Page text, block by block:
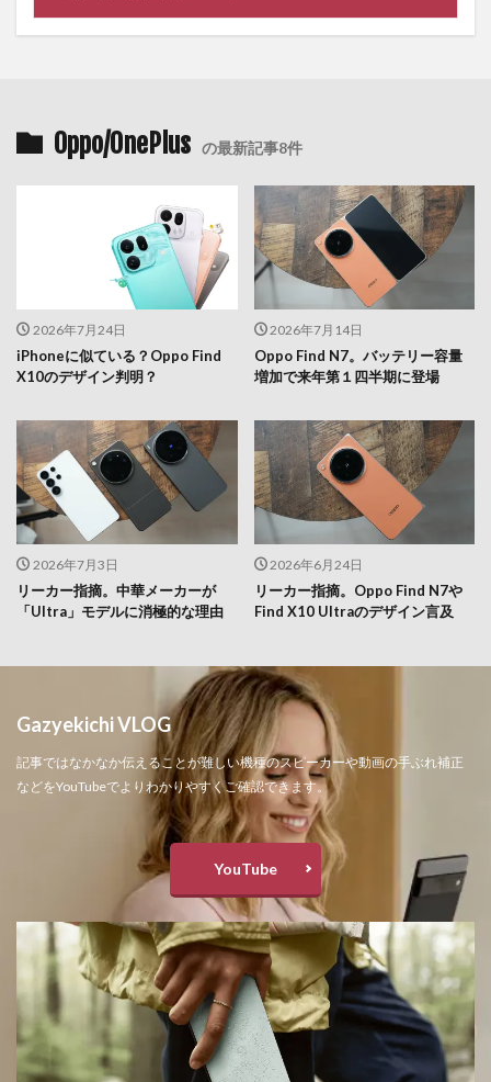
Oppo/OnePlus の最新記事8件
2026年7月24日
iPhoneに似ている？Oppo Find
X10のデザイン判明？
2026年7月14日
Oppo Find N7。バッテリー容量
増加で来年第１四半期に登場
2026年7月3日
リーカー指摘。中華メーカーが
「Ultra」モデルに消極的な理由
2026年6月24日
リーカー指摘。Oppo Find N7や
Find X10 Ultraのデザイン言及
Gazyekichi VLOG
記事ではなかなか伝えることが難しい機種のスピーカーや動画の手ぶれ補正
などをYouTubeでよりわかりやすくご確認できます。
YouTube